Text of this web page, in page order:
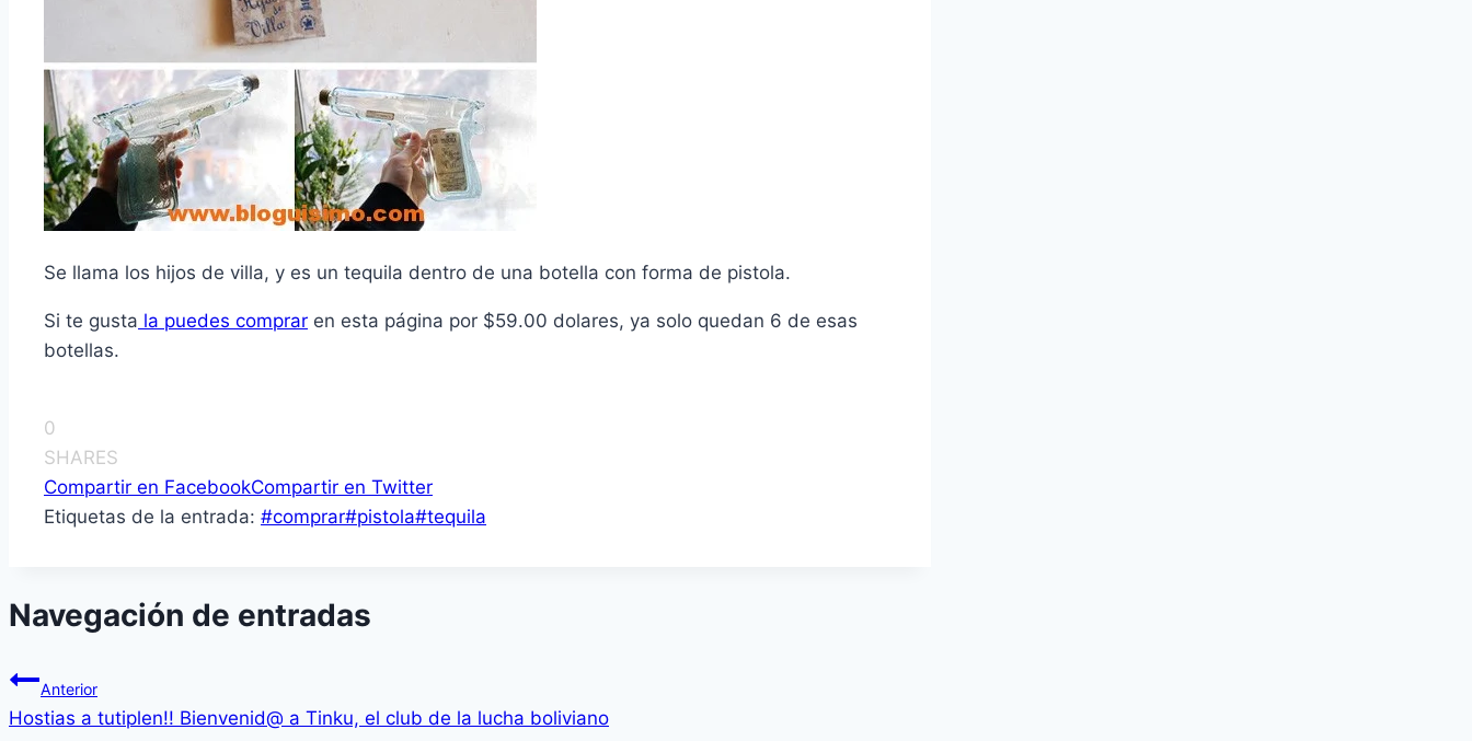
Se llama los hijos de villa, y es un tequila dentro de una botella con forma de pistola.
Si te gusta la puedes comprar en esta página por $59.00 dolares, ya solo quedan 6 de esas
botellas.
0
SHARES
Compartir en FacebookCompartir en Twitter
Etiquetas de la entrada: #comprar#pistola#tequila
Navegación de entradas
Anterior
Hostias a tutiplen!! Bienvenid@ a Tinku, el club de la lucha boliviano